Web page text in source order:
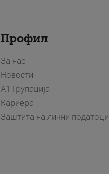
Профил
За нас
Новости
А1 Групација
Кариера
Заштита на лични податоци